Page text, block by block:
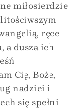
miłosierdzie
ręce
a dusza ich
Cię, Boże,
nadziei i
się spełni